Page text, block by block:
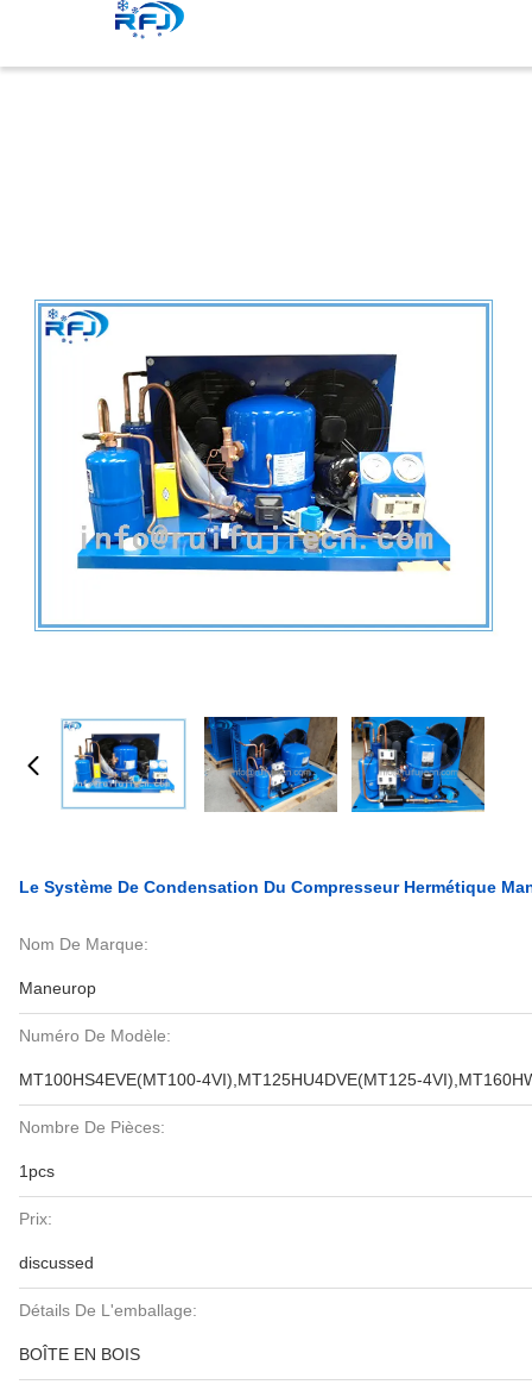
Le Système De Condensation Du Compresseur Hermétique
Nom De Marque:
Maneurop
Numéro De Modèle:
MT100HS4EVE(MT100-4VI),MT125HU4DVE(MT125-
Nombre De Pièces:
1pcs
Prix:
discussed
Détails De L'emballage:
BOÎTE EN BOIS